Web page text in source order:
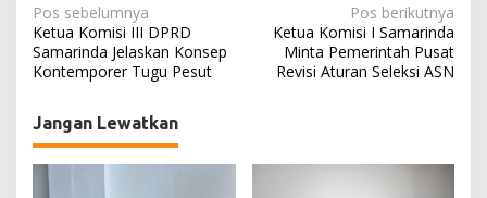
N
a
v
i
g
a
Pos sebelumnya
Ketua Komisi III DPRD
Samarinda Jelaskan Konsep
Kontemporer Tugu Pesut
Pos berikutnya
Ketua Komisi I Samarinda
Minta Pemerintah Pusat
Revisi Aturan Seleksi ASN
Jangan Lewatkan